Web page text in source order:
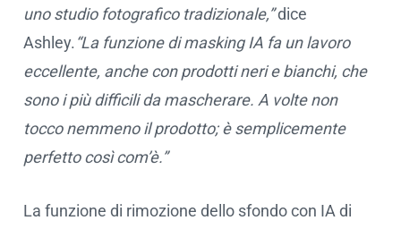
uno studio fotografico tradizionale,”dice
Ashley. “La funzione di masking IA fa un lavoro
eccellente, anche con prodotti neri e bianchi, che
sono i più difficili da mascherare. A volte non
tocco nemmeno il prodotto; è semplicemente
perfetto così com’è.”
La funzione di rimozione dello sfondo con IA di